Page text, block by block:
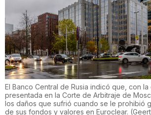
El Banco Central de Rusia indicó que, con la
presentada en la Corte de Arbitraje de
los daños que sufrió cuando se le prohibió
de sus fondos y valores en Euroclear. (